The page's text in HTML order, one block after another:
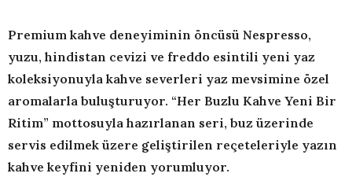
Premium kahve deneyiminin öncüsü Nespresso,
yuzu, hindistan cevizi ve freddo esintili yeni yaz
koleksiyonuyla kahve severleri yaz mevsimine özel
aromalarla buluşturuyor. “Her Buzlu Kahve Yeni Bir
Ritim” mottosuyla hazırlanan seri, buz üzerinde
servis edilmek üzere geliştirilen reçeteleriyle yazın
kahve keyfini yeniden yorumluyor.